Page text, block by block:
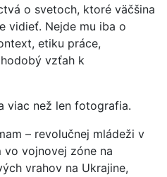
o svetoch, ktoré väčšina
vidieť. Nejde mu iba o
etiku práce,
vzťah k
viac než len fotografia.
– revolučnej mládeži v
vo vojnovej zóne na
vrahov na Ukrajine,